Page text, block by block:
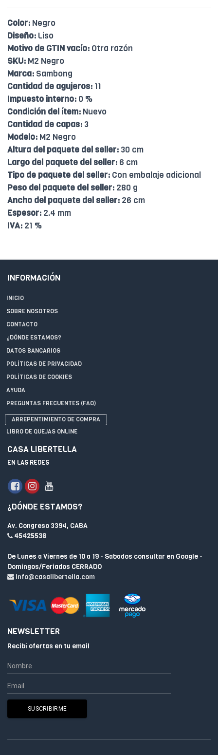
Color: Negro
Diseño: Liso
Motivo de GTIN vacío: Otra razón
SKU: M2 Negro
Marca: Sambong
Cantidad de agujeros: 11
Impuesto interno: 0 %
Condición del ítem: Nuevo
Cantidad de capas: 3
Modelo: M2 Negro
Altura del paquete del seller: 30 cm
Largo del paquete del seller: 6 cm
Tipo de paquete del seller: Con embalaje adicional
Peso del paquete del seller: 280 g
Ancho del paquete del seller: 26 cm
Espesor: 2.4 mm
IVA: 21 %
INFORMACIÓN
INICIO
SOBRE NOSOTROS
CONTACTO
¿DÓNDE ESTAMOS?
DATOS BANCARIOS
POLÍTICAS DE PRIVACIDAD
POLÍTICAS DE COOKIES
AYUDA
PREGUNTAS FRECUENTES (FAQ)
ARREPENTIMIENTO DE COMPRA
LIBRO DE QUEJAS ONLINE
CASA LIBERTELLA
EN LAS REDES
¿DÓNDE ESTAMOS?
Av. Congreso 3394, CABA
45425538
De Lunes a Viernes de 10 a 19 - Sabados consultar en Google -
Domingos/Feriados CERRADO
info@casalibertella.com
NEWSLETTER
Recibí ofertas en tu email